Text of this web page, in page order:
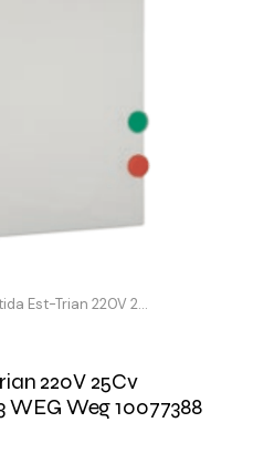
Chave Partida Est-Trian 220V 25Cv PEW25D23A42FFD23 WEG Weg 10077388
220V 25Cv
WEG Weg 10077388